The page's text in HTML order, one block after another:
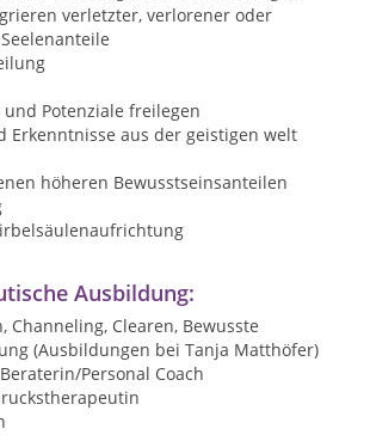
verletzter, verlorener oder
Potenziale freilegen
Erkenntnisse aus der geistigen welt
höheren Bewusstseinsanteilen
Ausbildung:
Channeling, Clearen, Bewusste
(Ausbildungen bei Tanja Matthöfer)
Personal Coach